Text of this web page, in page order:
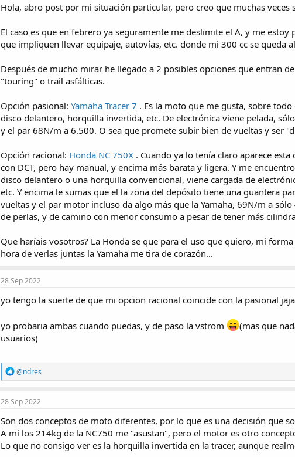
Hola, abro post por mi situación particular, pero creo que muchas
El caso es que en febrero ya seguramente me deslimite el A, y me
que impliquen llevar equipaje, autovías, etc. donde mi 300 cc se queda
Después de mucho mirar he llegado a 2 posibles opciones que entran
"touring" o trail asfálticas.
Opción pasional: Yamaha Tracer 7 . Es la moto que me gusta, sobre
disco delantero, horquilla invertida, etc. De electrónica viene pelada,
y el par 68N/m a 6.500. O sea que promete subir bien de vueltas y ser
Opción racional: Honda NC 750X . Cuando ya lo tenía claro aparece
con DCT, pero hay manual, y encima más barata y ligera. Y me
disco delantero o una horquilla convencional, viene cargada de
etc. Y encima le sumas que el la zona del depósito tiene una guantera
vueltas y el par motor incluso da algo más que la Yamaha, 69N/m a
de perlas, y de camino con menor consumo a pesar de tener más
Que haríais vosotros? La Honda se que para el uso que quiero, mi
hora de verlas juntas la Yamaha me tira de corazón...
28 Sep 2022
yo tengo la suerte de que mi opcion racional coincide con la pasional
yo probaria ambas cuando puedas, y de paso la vstrom
(mas que
usuarios)
R
e
a
c
o
n
s
@ndres
28 Sep 2022
Son dos conceptos de moto diferentes, por lo que es una decisión que
A mi los 214kg de la NC750 me "asustan", pero el motor es otro
Lo que no consigo ver es la horquilla invertida en la tracer, aunque